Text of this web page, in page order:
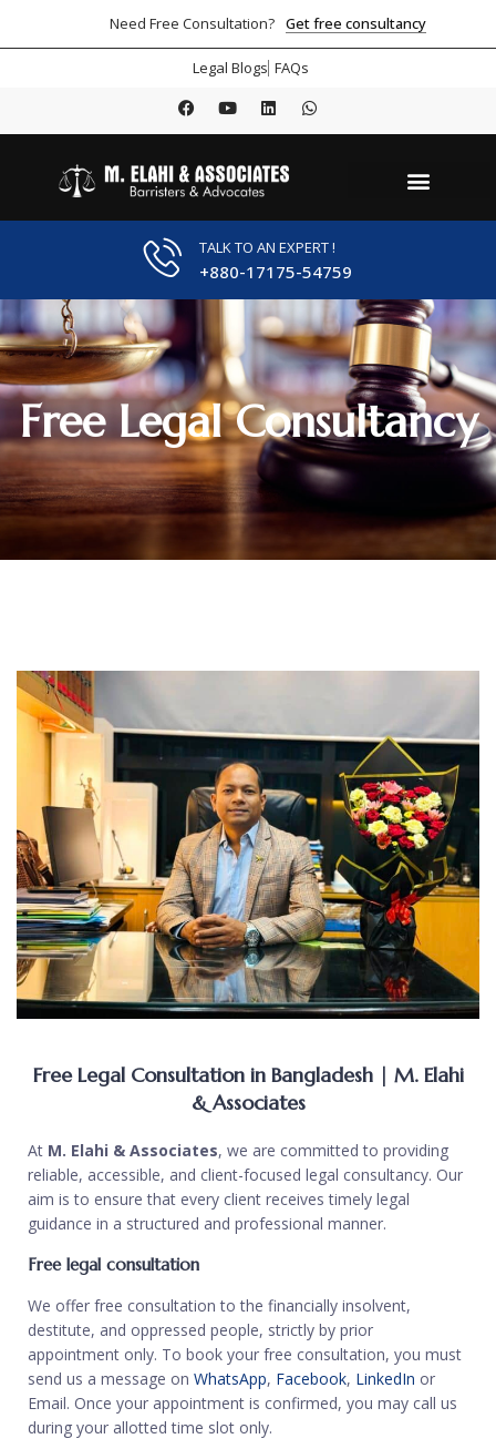
Need Free Consultation? Get free consultancy
Legal Blogs FAQs
TALK TO AN EXPERT !
+880-17175-54759
Free Legal Consultancy
Free Legal Consultation in Bangladesh | M. Elahi
& Associates
At M. Elahi & Associates, we are committed to providing
reliable, accessible, and client-focused legal consultancy. Our
aim is to ensure that every client receives timely legal
guidance in a structured and professional manner.
Free legal consultation
We offer free consultation to the financially insolvent,
destitute, and oppressed people, strictly by prior
appointment only. To book your free consultation, you must
send us a message on WhatsApp, Facebook, LinkedIn or
Email. Once your appointment is confirmed, you may call us
during your allotted time slot only.